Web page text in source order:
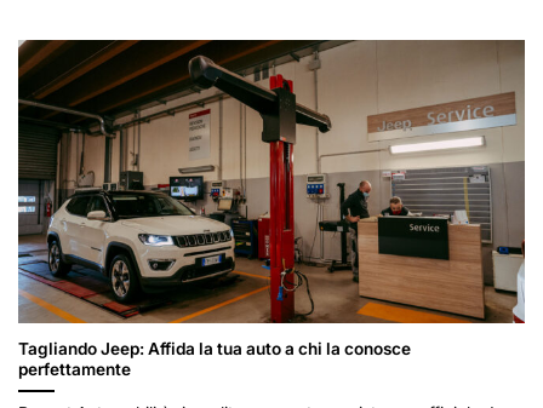
Tagliando Jeep: Affida la tua auto a chi la conosce
perfettamente